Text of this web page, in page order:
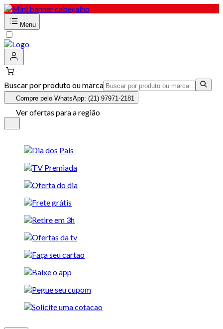
Menu
Buscar por produto ou marca
Compre pelo WhatsApp: (21) 97971-2181
Ver ofertas para a região